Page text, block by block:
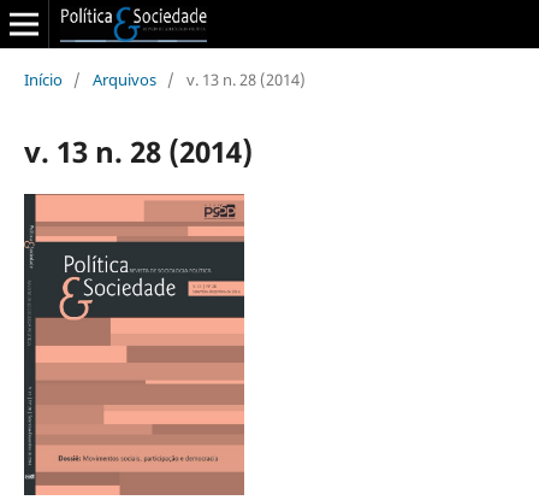
Início / Arquivos / v. 13 n. 28 (2014)
v. 13 n. 28 (2014)